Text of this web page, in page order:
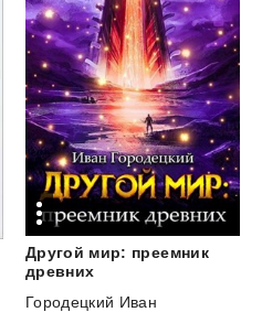
Другой мир: преемник
древних
Городецкий Иван